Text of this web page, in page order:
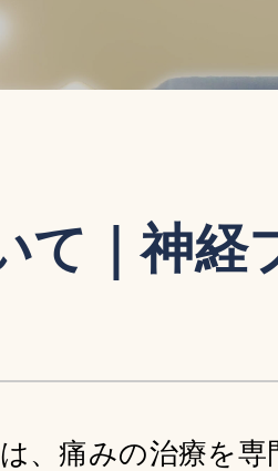
て｜神経
、痛みの治療を